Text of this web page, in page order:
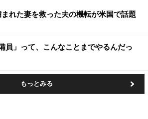
れた妻を救った夫の機転が米国で話題
員」って、こんなことまでやるんだっ
もっとみる